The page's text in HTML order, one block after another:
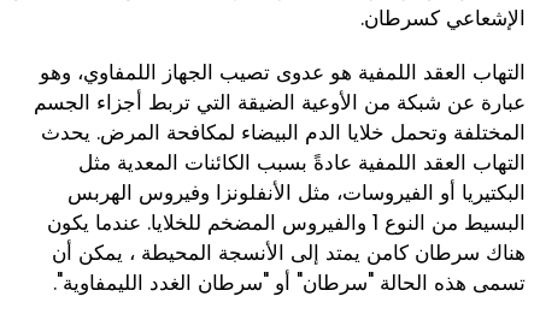
الإشعاعي كسرطان.
التهاب العقد اللمفية هو عدوى تصيب الجهاز اللمفاوي، وهو
عبارة عن شبكة من الأوعية الضيقة التي تربط أجزاء الجسم
المختلفة وتحمل خلايا الدم البيضاء لمكافحة المرض. يحدث
التهاب العقد اللمفية عادةً بسبب الكائنات المعدية مثل
البكتيريا أو الفيروسات، مثل الأنفلونزا وفيروس الهربس
البسيط من النوع 1 والفيروس المضخم للخلايا. عندما يكون
هناك سرطان كامن يمتد إلى الأنسجة المحيطة ، يمكن أن
تسمى هذه الحالة "سرطان" أو "سرطان الغدد الليمفاوية".